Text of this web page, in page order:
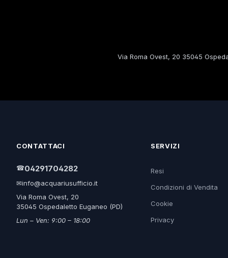
Via Roma Ovest, 20 35045
CONTATTACI
☎04291704282
✉info@acquariusufficio.it
Via Roma Ovest, 20
35045 Ospedaletto Euganeo (PD)
Lun – Ven: 9:00 – 18:00
SERVIZI
Resi
Condizioni di Vendita
Cookie
Privacy